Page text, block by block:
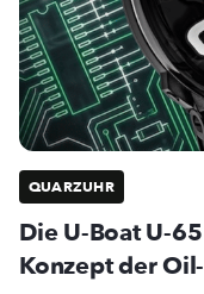
QUARZUHR
Die U-Boat U-
Konzept der